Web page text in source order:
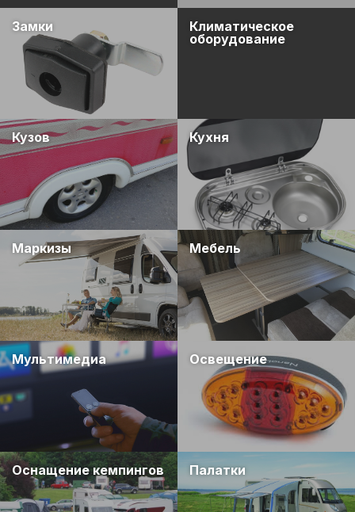
Замки
Климатическое
оборудование
Кузов Кухня
Маркизы Мебель
Мультимедиа Освещение
Оснащение кемпингов Палатки